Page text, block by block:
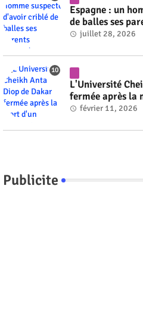
Espagne : un
de balles ses
juillet 28, 2026
L'Université
fermée après la
#RwOT
février 11, 2026
Publicite